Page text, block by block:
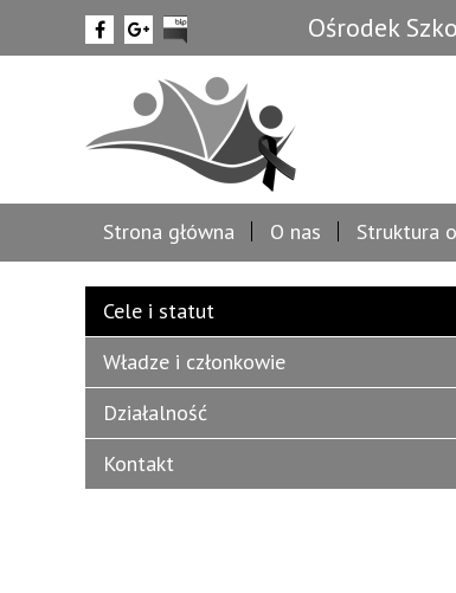
Ośrodek
Strona główna O nas Struktura
Cele i statut
Władze i członkowie
Działalność
Kontakt